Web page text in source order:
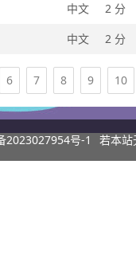
中文
2 分
中文 2 分
6 7 8 9 10
2023027954号-1 若本